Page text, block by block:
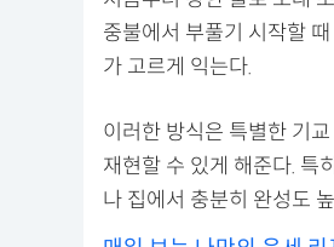
중불에서 부풀기 시작할
가 고르게 익는다.
이러한 방식은 특별한 기
재현할 수 있게 해준다. 특
나 집에서 충분히 완성도